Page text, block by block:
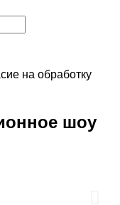
на обработку
шоу